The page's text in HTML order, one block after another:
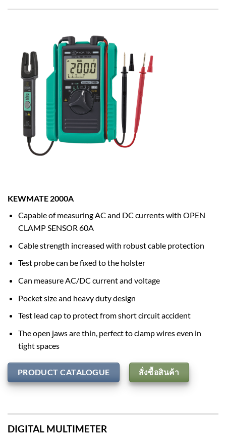
KEWMATE 2000A
Capable of measuring AC and DC currents with OPEN
CLAMP SENSOR 60A
Cable strength increased with robust cable protection
Test probe can be fixed to the holster
Can measure AC/DC current and voltage
Pocket size and heavy duty design
Test lead cap to protect from short circuit accident
The open jaws are thin, perfect to clamp wires even in
tight spaces
PRODUCT CATALOGUE สั่งซื้อสินค้า
DIGITAL MULTIMETER